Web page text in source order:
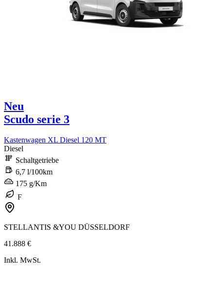
Neu
Scudo serie 3
Kastenwagen XL Diesel 120 MT
Diesel
Schaltgetriebe
6,7 l/100km
175 g/Km
F
STELLANTIS &YOU DÜSSELDORF
41.888 €
Inkl. MwSt.